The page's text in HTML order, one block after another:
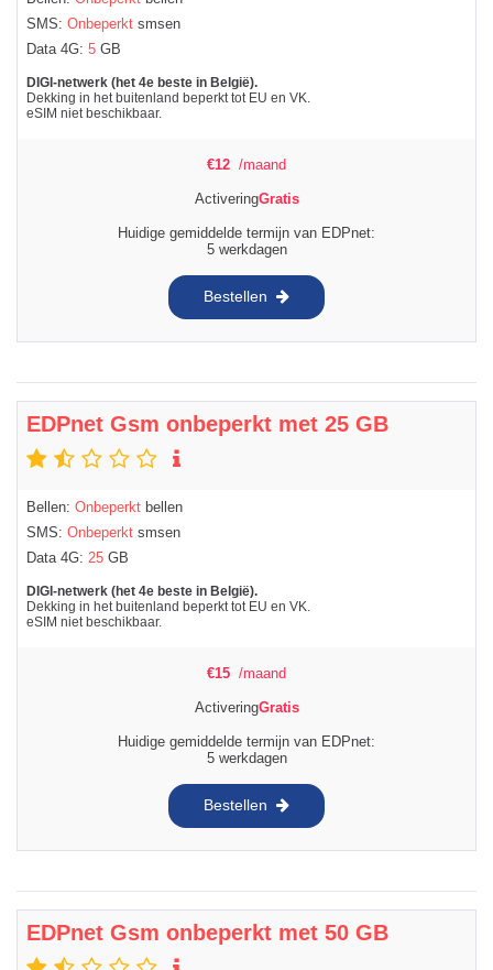
SMS: Onbeperkt smsen
Data 4G: 5 GB
DIGI-netwerk (het 4e beste in België).
Dekking in het buitenland beperkt tot EU en VK.
eSIM niet beschikbaar.
€12 /maand
ActiveringGratis
Huidige gemiddelde termijn van EDPnet:
5 werkdagen
Bestellen
EDPnet Gsm onbeperkt met 25 GB
Bellen: Onbeperkt bellen
SMS: Onbeperkt smsen
Data 4G: 25 GB
DIGI-netwerk (het 4e beste in België).
Dekking in het buitenland beperkt tot EU en VK.
eSIM niet beschikbaar.
€15 /maand
ActiveringGratis
Huidige gemiddelde termijn van EDPnet:
5 werkdagen
Bestellen
EDPnet Gsm onbeperkt met 50 GB